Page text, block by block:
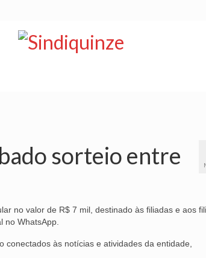
sorteio entre
no valor de R$ 7 mil, destinado às filiadas e aos
no WhatsApp.
às notícias e atividades da entidade,